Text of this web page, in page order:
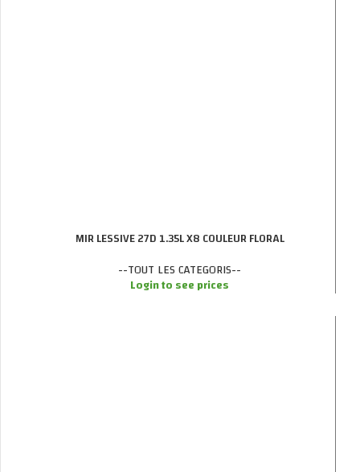
MIR LESSIVE 27D 1.35L X8 COULEUR FLORAL
--TOUT LES CATEGORIS--
Login to see prices